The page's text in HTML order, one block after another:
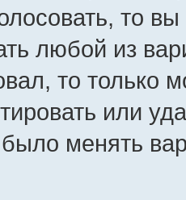
то
любой из
то только
или
менять